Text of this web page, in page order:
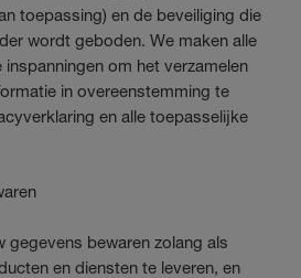
toepassing) en de beveiliging die
wordt geboden. We maken alle
om het verzamelen
in overeenstemming te
en alle toepasselijke
bewaren zolang als
en diensten te leveren, en